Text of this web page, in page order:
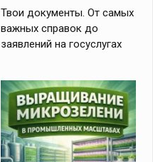
Твои документы. От самых
важных справок до
заявлений на госуслугах